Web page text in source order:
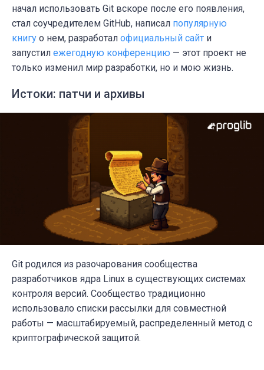
начал использовать Git вскоре после его появления,
стал соучредителем GitHub, написал популярную
книгу о нем, разработал официальный сайт и
запустил ежегодную конференцию — этот проект не
только изменил мир разработки, но и мою жизнь.
Истоки: патчи и архивы
Git родился из разочарования сообщества
разработчиков ядра Linux в существующих системах
контроля версий. Сообщество традиционно
использовало списки рассылки для совместной
работы — масштабируемый, распределенный метод с
криптографической защитой.